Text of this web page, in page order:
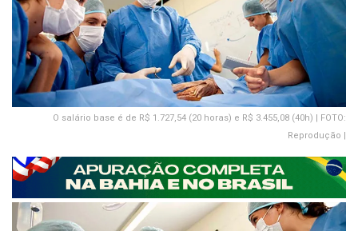
O salário base é de R$ 1.727,54 (20 horas) e R$ 3.455,08 (40h) | FOTO:
Reprodução |